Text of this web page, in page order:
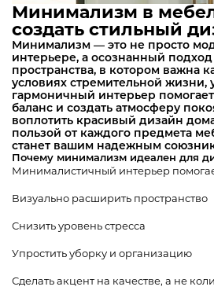
Минимализм в
создать стильный
Минимализм — это не просто
интерьере, а осознанный
пространства, в котором важна
условиях стремительной
гармоничный интерьер помогает
баланс и создать атмосферу
воплотить красивый дизайн
пользой от каждого предмета
станет вашим надежным
Почему минимализм идеален для
Минималистичный интерьер
Визуально расширить пространство
Снизить уровень стресса
Упростить уборку и организацию
Сделать акцент на качестве, а не